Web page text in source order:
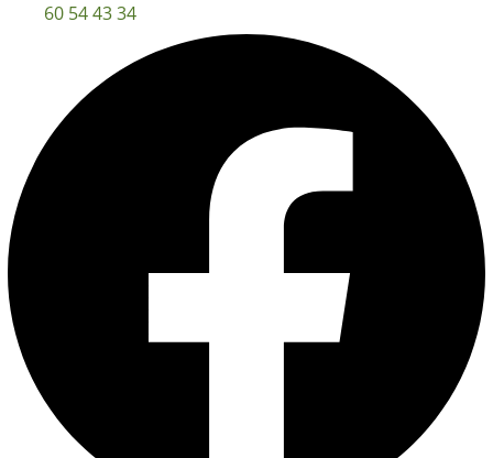
60 54 43 34